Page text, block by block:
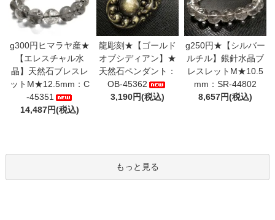
g300円ヒマラヤ産★
【エレスチャル水
晶】天然石ブレスレ
ットM★12.5mm：C
-45351
14,487円(税込)
龍彫刻★【ゴールド
オブシディアン】★
天然石ペンダント：
OB-45362
3,190円(税込)
g250円★【シルバー
ルチル】銀針水晶ブ
レスレットM★10.5
mm：SR-44802
8,657円(税込)
もっと見る